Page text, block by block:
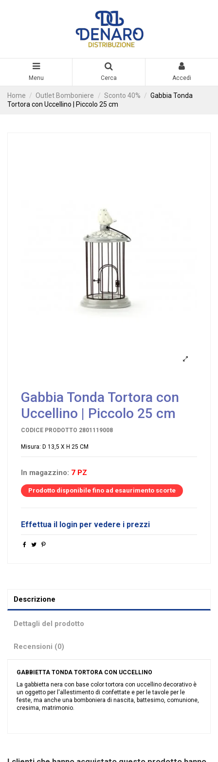
Menu Cerca Accedi
Home Outlet Bomboniere Sconto 40%
Gabbia Tonda
Tortora con Uccellino | Piccolo 25 cm
Gabbia Tonda Tortora con
Uccellino | Piccolo 25 cm
CODICE PRODOTTO 2801119008
Misura: D 13,5 X H 25 CM
In magazzino: 7 PZ
Prodotto disponibile fino ad esaurimento scorte
Effettua il login per vedere i prezzi
Descrizione
Dettagli del prodotto
Recensioni (0)
GABBIETTA TONDA TORTORA CON UCCELLINO
La gabbietta nera con base color tortora con uccellino decorativo è
un oggetto per l'allestimento di confettate e per le tavole per le
feste, ma anche una bomboniera di nascita, battesimo, comunione,
cresima, matrimonio.